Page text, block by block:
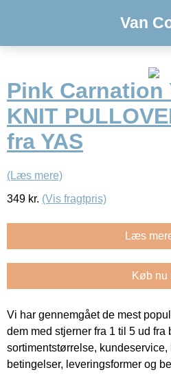
Van
Pink Carnation
KNIT
fra YAS
(Læs mere)
349 kr. (Vis fragtpris)
Læs
Køb nu
Vi har gennemgået de mest
dem med stjerner fra 1 til 5 ud fra
sortimentstørrelse,
betingelser, leveringsformer og